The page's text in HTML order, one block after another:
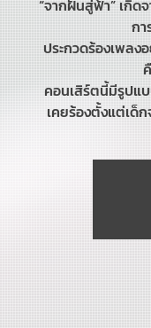
“จากฝันสู่ฟ้า” เกิ
กา
ประกวดร้องเพลง
คอนเสิร์ตนี้มีรูปแบ
เคยร้องตั้งแต่เด็